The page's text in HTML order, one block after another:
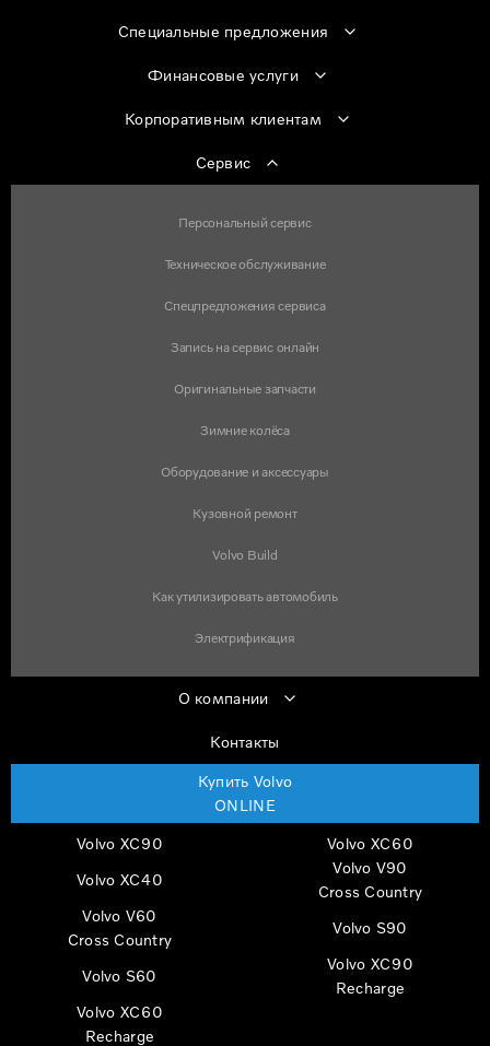
Специальные предложения
Финансовые услуги
Корпоративным клиентам
Сервис
Персональный сервис
Техническое обслуживание
Спецпредложения сервиса
Запись на сервис онлайн
Оригинальные запчасти
Зимние колёса
Оборудование и аксессуары
Кузовной ремонт
Volvo Build
Как утилизировать автомобиль
Электрификация
О компании
Контакты
Купить Volvo
ONLINE
Volvo XC90
Volvo XC60
Volvo XC40
Volvo V90
Cross Country
Volvo V60
Cross Country
Volvo S90
Volvo S60
Volvo XC90
Recharge
Volvo XC60
Recharge